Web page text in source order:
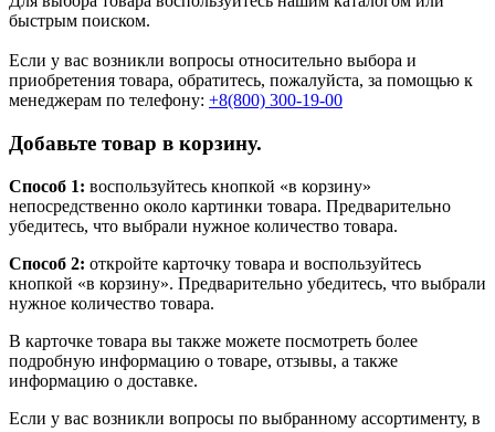
быстрым поиском.
Если у вас возникли вопросы относительно выбора и
приобретения товара, обратитесь, пожалуйста, за помощью к
менеджерам по телефону: +8(800) 300-19-00
Добавьте товар в корзину.
Способ 1: воспользуйтесь кнопкой «в корзину»
непосредственно около картинки товара. Предварительно
убедитесь, что выбрали нужное количество товара.
Способ 2: откройте карточку товара и воспользуйтесь
кнопкой «в корзину». Предварительно убедитесь, что выбрали
нужное количество товара.
В карточке товара вы также можете посмотреть более
подробную информацию о товаре, отзывы, а также
информацию о доставке.
Если у вас возникли вопросы по выбранному ассортименту, в